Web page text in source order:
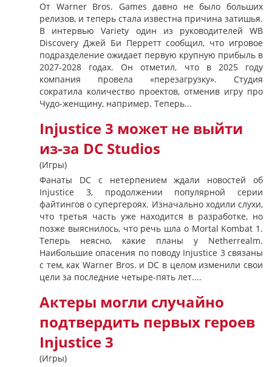
От Warner Bros. Games давно не было больших
релизов, и теперь стала известна причина затишья.
В интервью Variety один из руководителей WB
Discovery Джей Би Перретт сообщил, что игровое
подразделение ожидает первую крупную прибыль в
2027-2028 годах. Он отметил, что в 2025 году
компания провела «перезагрузку». Студия
сократила количество проектов, отменив игру про
Чудо-женщину, например. Теперь...
Injustice 3 может не выйти
из-за DC Studios
(Игры)
Фанаты DC с нетерпением ждали новостей об
Injustice 3, продолжении популярной серии
файтингов о супергероях. Изначально ходили слухи,
что третья часть уже находится в разработке, но
позже выяснилось, что речь шла о Mortal Kombat 1.
Теперь неясно, какие планы у Netherrealm.
Наибольшие опасения по поводу Injustice 3 связаны
с тем, как Warner Bros. и DC в целом изменили свои
цели за последние четыре-пять лет....
Актеры могли случайно
подтвердить первых героев
Injustice 3
(Игры)